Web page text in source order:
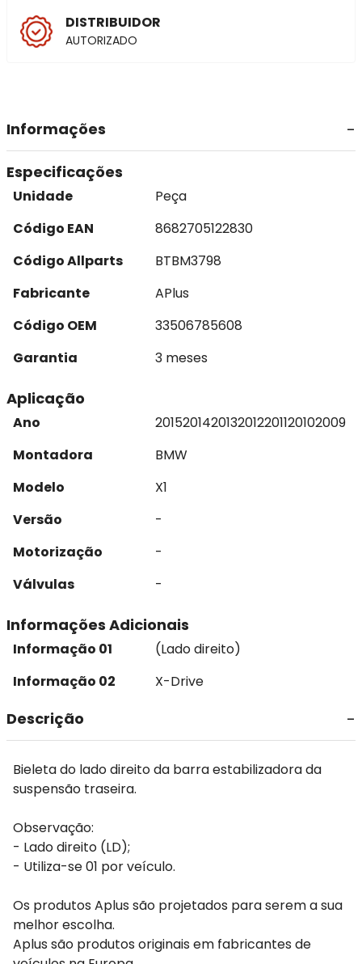
DISTRIBUIDOR
AUTORIZADO
Informações
Especificações
Unidade
Peça
Código EAN
8682705122830
Código Allparts
BTBM3798
Fabricante
APlus
Código OEM
33506785608
Garantia
3 meses
Aplicação
Ano 2015201420132012201120102009
Montadora
BMW
Modelo
X1
Versão
-
Motorização
-
Válvulas
-
Informações Adicionais
Informação 01
(Lado direito)
Informação 02
X-Drive
Descrição
Bieleta do lado direito da barra estabilizadora da
suspensão traseira.
Observação:
- Lado direito (LD);
- Utiliza-se 01 por veículo.
Os produtos Aplus são projetados para serem a sua
melhor escolha.
Aplus são produtos originais em fabricantes de